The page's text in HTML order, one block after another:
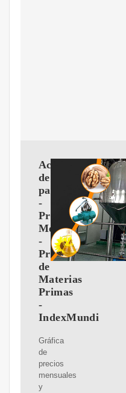
Aceite
de
palma
-
Precio
Mensual
-
Precios
de
Materias
Primas
-
IndexMundi
Gráfica
de
precios
mensuales
y